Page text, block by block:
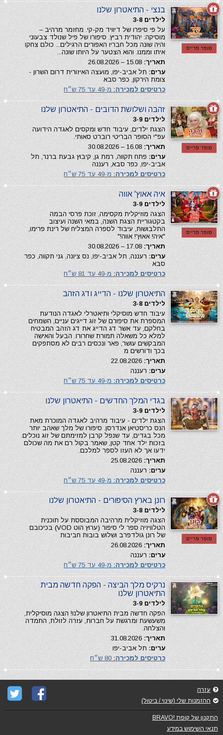
סופר פרייס
בנצי - התיאטרון שלנו
לילדים 3-8
על פי סיפרו של דיוויד מק-קי. מחזמר מרהיב –
מוסיקה: יהודית רביץ. סיפורו של פיל שנולד צבעוני
והיה שונה מכל חבריו האפורים הרגילים... כולם צחקו
איתו וממנו. והוא הצטער על היותו שונה...
תאריך:
ערים: תל אביב-יפו, מועצה האיזורית דרום השרון -
צומת הירקון, כפר סבא
כרטיסים למכירה: מ-49 עד 75 ש״ח
סופר פרייס
זהבה ושלושת הדובים - התיאטרון שלנו
לילדים 3-9
הצגת ילדים, עיבוד חדש ומקסים לאגדה הידועה
עפ"י הסופר הבריטי רוברט סאותי.
תאריך:
ערים: פתח תקווה, רמת גן, קיבוץ גבעת ברנר, תל
אביב-יפו, כפר סבא, רעננה
כרטיסים למכירה: מ-49 עד 75 ש״ח
סופר פרייס
איה אאוץ' אווה
לילדים 3-9
הצגה מוזיקלית מקסימה, זוכת פרסי הבמה
בקטגוריית הצגת השנה, במאי השנה ועיצוב
התלבושות, עיבוד לספרה המצליח של רינת פרימו,
"איה! אאוץ'! אווה!"
תאריך:
ערים: רעננה, תל אביב-יפו, נס ציונה, גני תקווה, כפר
סבא
כרטיסים למכירה: מ-49 עד 81 ש״ח
התיאטרון שלנו - הדייג ודג הזהב
לילדים 3-8
עיבוד חדש מוסיקלי ותיאטרלי לאגדה הנודעת
המספרת את סיפורם של זוג דייגים עניים, השמחים
בחלקם, עד אשר דג הדייג את דג הזהב המבטיח
למלא כל משאלה תמורת שחרורו. הבעל והאישה
המבקשים עושר, פאר ונכסים רבים לא מסתפקים
בכך ודורשים מ
תאריך:
ערים: רעננה
כרטיסים למכירה: מ-49 עד 75 ש״ח
בגדי המלך החדשים - התיאטרון שלנו
לילדים 3-9
הצגת ילדים - עיבוד מרהיב לאגדה המוכרת מאת
הנס כריסטיאן אנדרסן. סיפורו של מלך שאהב יותר
מכל בגדים, עד שנפל קרבן למזימתם של זוג נוכלים.
בזכות ילד אחד קטן, שאמר בקול רם את מה שכולם
ידעו אך לא העזו לספר למלכם.
תאריך:
ערים: רעננה
כרטיסים למכירה: מ-49 עד 75 ש״ח
סופר פרייס
רונן בארץ הסיפורים - התיאטרון שלנו
לילדים 3-8
הצגה מוזיקלית מרהיבה המבוססת על תוכנית
הטלוויזיה ספר לי סיפור (ערוץ הוט VOD) בכיכובם
של רונן גולדפרב ושלוש בובות חביבות
תאריך:
ערים: רעננה
כרטיסים למכירה: מ-49 עד 75 ש״ח
נרקיס מלך הביצה - הפקה חדשה מבית
התיאטרון שלנו
לילדים 3-9
הפקה חדשה מבית התיאטרון שלנו! הצגה מוסיקלית,
משעשעת ומרגשת על חברות, עזרה לזולת, התמדה
והצלחה.
תאריך:
ערים: תל אביב-יפו
כרטיסים למכירה:
עזרה
ההזמנות שלי (שינוי / ביטול)
התקנון של קופת !BRAVO
תנאי השימוש במידע